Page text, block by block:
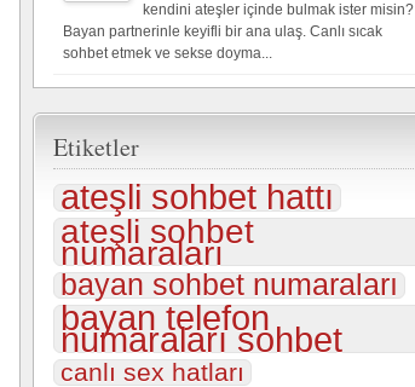
kendini ateşler içinde bulmak ister misin?
Bayan partnerinle keyifli bir ana ulaş. Canlı sıcak
sohbet etmek ve sekse doyma...
Etiketler
ateşli sohbet hattı
ateşli sohbet
numaraları
bayan sohbet numaraları
bayan telefon
numaraları sohbet
canlı sex hatları